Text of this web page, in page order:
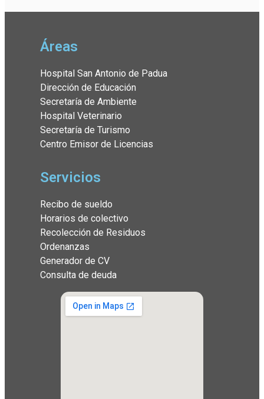
Áreas
Hospital San Antonio de Padua
Dirección de Educación
Secretaría de Ambiente
Hospital Veterinario
Secretaría de Turismo
Centro Emisor de Licencias
Servicios
Recibo de sueldo
Horarios de colectivo
Recolección de Residuos
Ordenanzas
Generador de CV
Consulta de deuda